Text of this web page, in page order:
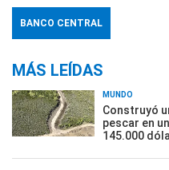
BANCO CENTRAL
MÁS LEÍDAS
MUNDO
Construyó
pescar en
145.000